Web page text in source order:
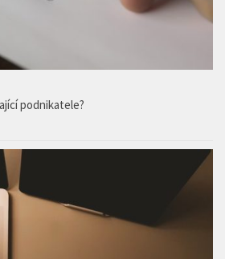
podnikatele?